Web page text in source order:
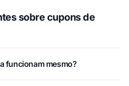
sobre cupons de
funcionam mesmo?